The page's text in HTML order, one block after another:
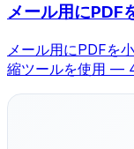
メール用にPDF
メール用にPDFを
縮ツールを使用 —